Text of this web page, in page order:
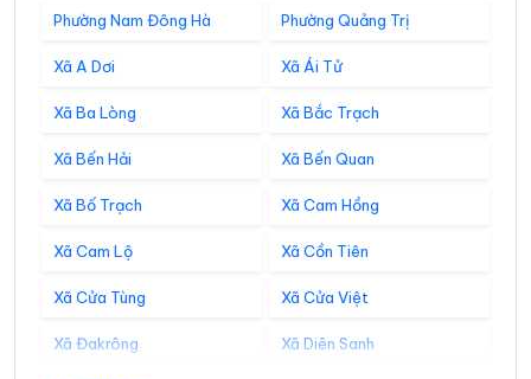
Phường Nam Đông Hà Phường Quảng Trị
Xã A Dơi Xã Ái Tử
Xã Ba Lòng Xã Bắc Trạch
Xã Bến Hải Xã Bến Quan
Xã Bố Trạch Xã Cam Hồng
Xã Cam Lộ Xã Cồn Tiên
Xã Cửa Tùng Xã Cửa Việt
Xã Đakrông Xã Diên Sanh